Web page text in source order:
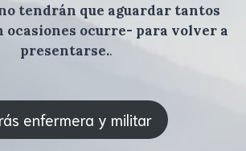
tendrán que aguardar tantos
ocasiones ocurre- para volver a
presentarse..
enfermera y militar